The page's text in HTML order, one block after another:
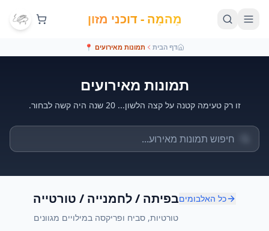
מֵהמֵה - דוכני מזון
דף הבית תמונות מאירועים 📍
תמונות מאירועים
זו רק טעימה קטנה על קצה הלשון... 20 שנה היה קשה לבחור.
כל האלבומיםבפיתה / לחמנייה / טורטייה
טורטיות, סביח ופריקסה במילויים מגוונים